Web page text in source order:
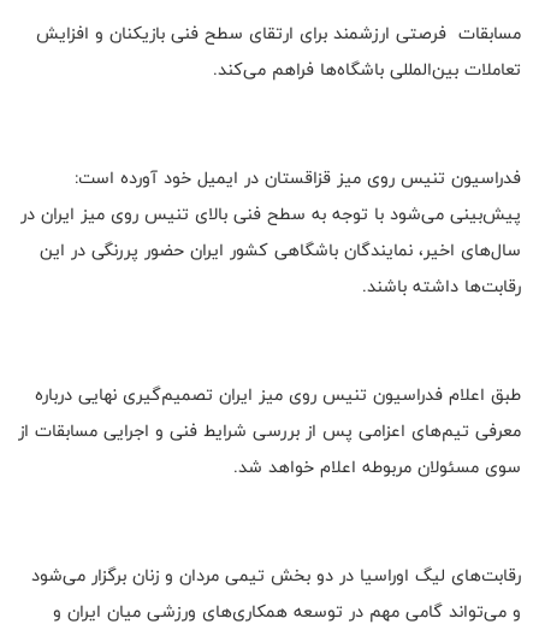
مسابقات فرصتی ارزشمند برای ارتقای سطح فنی بازیکنان و افزایش
تعاملات بین‌المللی باشگاه‌ها فراهم می‌کند.
فدراسیون تنیس روی میز قزاقستان در ایمیل خود آورده است:
پیش‌بینی می‌شود با توجه به سطح فنی بالای تنیس روی میز ایران در
سال‌های اخیر، نمایندگان باشگاهی کشور ایران حضور پررنگی در این
رقابت‌ها داشته باشند.
طبق اعلام فدراسیون تنیس روی میز ایران تصمیم‌گیری نهایی درباره
معرفی تیم‌های اعزامی پس از بررسی شرایط فنی و اجرایی مسابقات از
سوی مسئولان مربوطه اعلام خواهد شد.
رقابت‌های لیگ اوراسیا در دو بخش تیمی مردان و زنان برگزار می‌شود
و می‌تواند گامی مهم در توسعه همکاری‌های ورزشی میان ایران و